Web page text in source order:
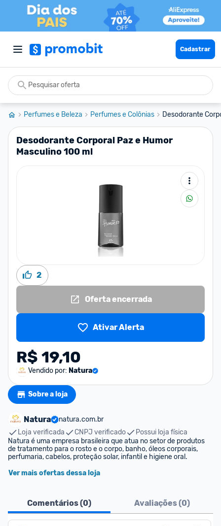
Cadastrar
Perfumes e Beleza Perfumes e Colônias Desodorante
Desodorante Corporal Paz e Humor
Masculino 100 ml
2
Oferta encerrada
Ativar Alerta
R$ 19,10
Vendido por: Natura
Sobre a loja
Natura
natura.com.br
Loja verificada
CNPJ verificado
Possui loja física
Natura é uma empresa brasileira que atua no setor de produtos
de tratamento para o rosto e o corpo, banho, óleos corporais,
perfumaria, cabelos, proteção solar, infantil e higiene oral.
Ver mais ofertas dessa loja
Comentários (0) Avaliações (0)